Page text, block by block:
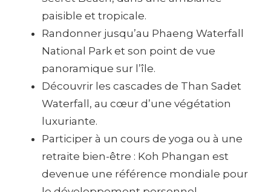
paisible et tropicale.
Randonner jusqu’au Phaeng Waterfall
National Park et son point de vue
panoramique sur l’île.
Découvrir les cascades de Than Sadet
Waterfall, au cœur d’une végétation
luxuriante.
Participer à un cours de yoga ou à une
retraite bien-être : Koh Phangan est
devenue une référence mondiale pour